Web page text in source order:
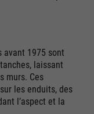
avant 1975 sont
laissant
murs. Ces
les enduits, des
l’aspect et la